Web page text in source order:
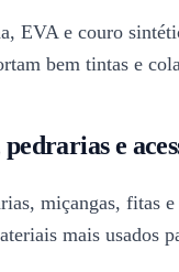
EVA e couro
bem tintas e
e
miçangas, fitas e
mais usados